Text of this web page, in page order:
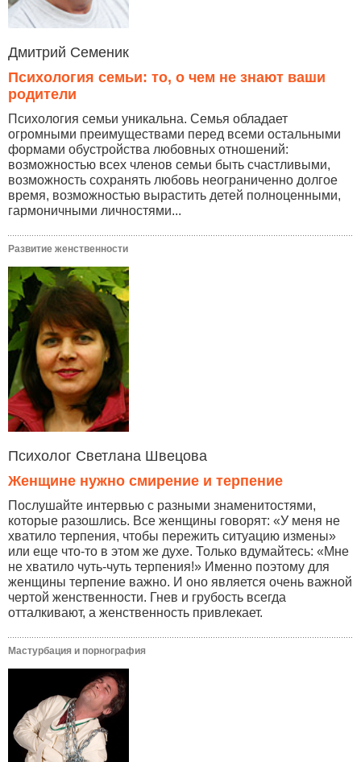
Дмитрий Семеник
Психология семьи: то, о чем не знают ваши
родители
Психология семьи уникальна. Семья обладает
огромными преимуществами перед всеми остальными
формами обустройства любовных отношений:
возможностью всех членов семьи быть счастливыми,
возможность сохранять любовь неограниченно долгое
время, возможностью вырастить детей полноценными,
гармоничными личностями...
Развитие женственности
Психолог Светлана Швецова
Женщине нужно смирение и терпение
Послушайте интервью с разными знаменитостями,
которые разошлись. Все женщины говорят: «У меня не
хватило терпения, чтобы пережить ситуацию измены»
или еще что-то в этом же духе. Только вдумайтесь: «Мне
не хватило чуть-чуть терпения!» Именно поэтому для
женщины терпение важно. И оно является очень важной
чертой женственности. Гнев и грубость всегда
отталкивают, а женственность привлекает.
Мастурбация и порнография